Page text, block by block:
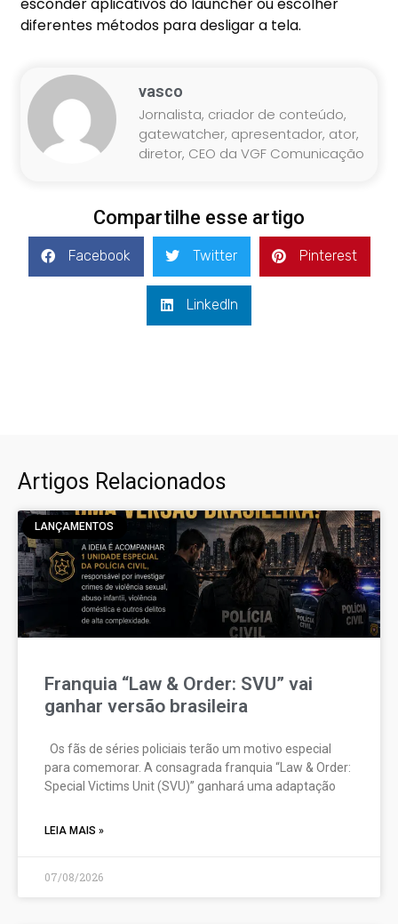
esconder aplicativos do launcherou escolher
diferentes métodos para desligar a tela.
vasco
Jornalista, criador de conteúdo,
gatewatcher, apresentador, ator,
diretor, CEO da VGF Comunicação
Compartilhe esse artigo
Facebook Twitter Pinterest
LinkedIn
Artigos Relacionados
LANÇAMENTOS
Franquia “Law & Order: SVU” vai
ganhar versão brasileira
Os fãs de séries policiais terão um motivo especial
para comemorar. A consagrada franquia “Law & Order:
Special Victims Unit (SVU)” ganhará uma adaptação
LEIA MAIS »
07/08/2026